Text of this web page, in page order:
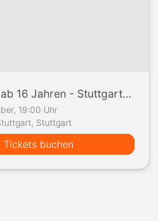
DIE PARTY ab 16 Jahren - Stuttgarts angesagteste 16er Party !!!
19:00 Uhr
Stuttgart
Tickets buchen